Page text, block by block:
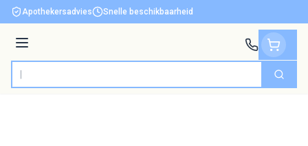
Ga naar de inhoud
Apothekersadvies Snelle beschikbaarheid
Menu
Product, merk, categorie... Zoek